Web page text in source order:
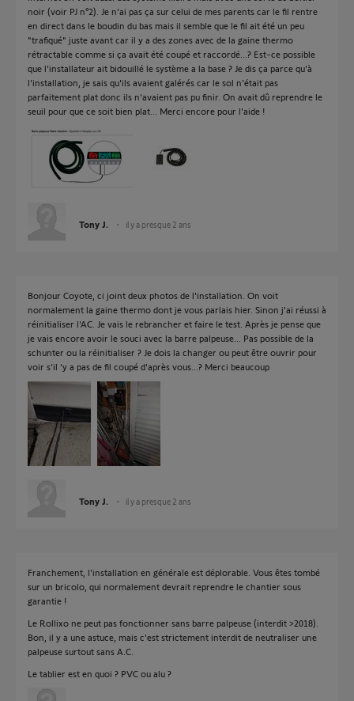
noir (voir PJ n°2). Je n'ai pas ça sur celui de mes parents car le fil rentre
en direct dans le boudin du bas mais il semble que le fil ait été un peu
"trafiqué" juste avant car il y a des zones avec de la gaine thermo
rétractable comme si ça avait été coupé et raccordé...? Est-ce possible
que l'installateur ait bidouillé le système a la base ? Je dis ça parce qu'à
l'installation, je sais qu'ils avaient galérés car le sol n'était pas
parfaitement plat donc ils n'avaient pas pu finir. On avait dû reprendre le
seuil pour que ce soit bien plat... Merci encore pour l'aide !
Tony J. il y a presque 2 ans
Bonjour Coyote, ci joint deux photos de l'installation. On voit
normalement la gaine thermo dont je vous parlais hier. Sinon j'ai réussi à
réinitialiser l'AC. Je vais le rebrancher et faire le test. Après je pense que
je vais encore avoir le souci avec la barre palpeuse... Pas possible de la
schunter ou la réinitialiser ? Je dois la changer ou peut être ouvrir pour
voir s'il 'y a pas de fil coupé d'après vous...? Merci beaucoup
Tony J. il y a presque 2 ans
Franchement, l'installation en générale est déplorable. Vous êtes tombé
sur un bricolo, qui normalement devrait reprendre le chantier sous
garantie !
Le Rollixo ne peut pas fonctionner sans barre palpeuse (interdit >2018).
Bon, il y a une astuce, mais c'est strictement interdit de neutraliser une
palpeuse surtout sans A.C.
Le tablier est en quoi ? PVC ou alu ?